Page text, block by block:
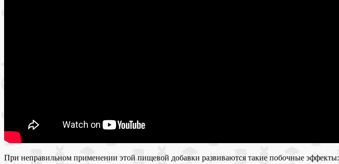
При неправильном применении этой пищевой добавки развиваются такие побочные эффекты: